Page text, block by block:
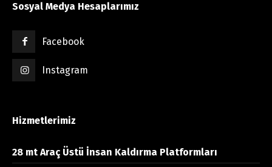
Sosyal Medya Hesaplarımız
Facebook
Instagram
Hizmetlerimiz
28 mt Araç Üstü İnsan Kaldırma Platformları